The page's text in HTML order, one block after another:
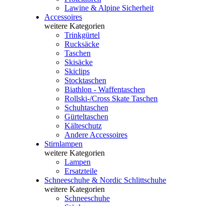
Lawine & Alpine Sicherheit
Accessoires
weitere Kategorien
Trinkgürtel
Rucksäcke
Taschen
Skisäcke
Skiclips
Stocktaschen
Biathlon - Waffentaschen
Rollski-/Cross Skate Taschen
Schuhtaschen
Gürteltaschen
Kälteschutz
Andere Accessoires
Stirnlampen
weitere Kategorien
Lampen
Ersatzteile
Schneeschuhe & Nordic Schlittschuhe
weitere Kategorien
Schneeschuhe